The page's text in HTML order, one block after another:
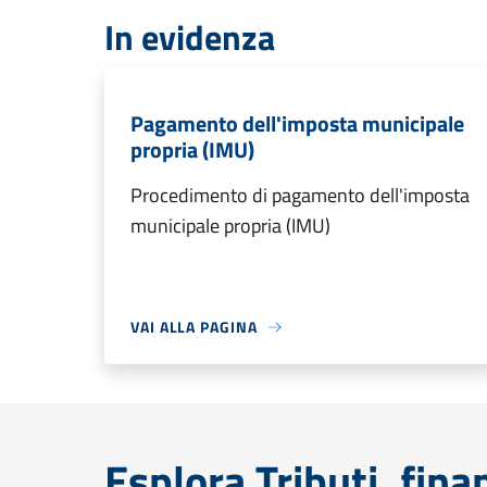
In evidenza
Pagamento dell'imposta municipale
propria (IMU)
Procedimento di pagamento dell'imposta
municipale propria (IMU)
VAI ALLA PAGINA